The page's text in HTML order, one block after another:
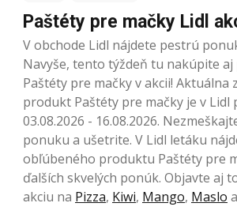
Paštéty pre mačky Lidl
V obchode Lidl nájdete pestrú
Navyše, tento týždeň tu nakúpite
Paštéty pre mačky v akcii! Aktuálna
produkt Paštéty pre mačky je v Lidl
03.08.2026 - 16.08.2026.
ponuku a ušetrite. V Lidl letáku
obľúbeného produktu Paštéty pre
ďalších skvelých ponúk. Objavte aj
akciu na Pizza, Kiwi, Mango, Maslo a